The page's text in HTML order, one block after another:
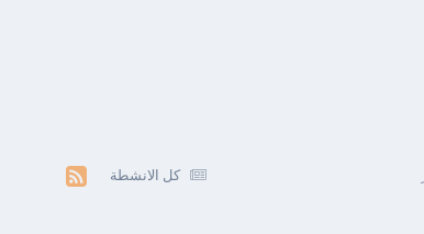
كل الانشطة